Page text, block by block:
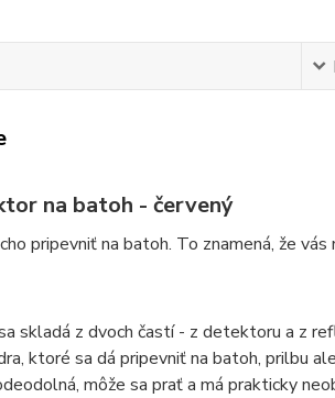
na batoh - červený
pripevniť na batoh. To znamená, že
skladá z dvoch častí - z detektoru a z
ktoré sa dá pripevniť na batoh, prilbu
môže sa prať a má prakticky